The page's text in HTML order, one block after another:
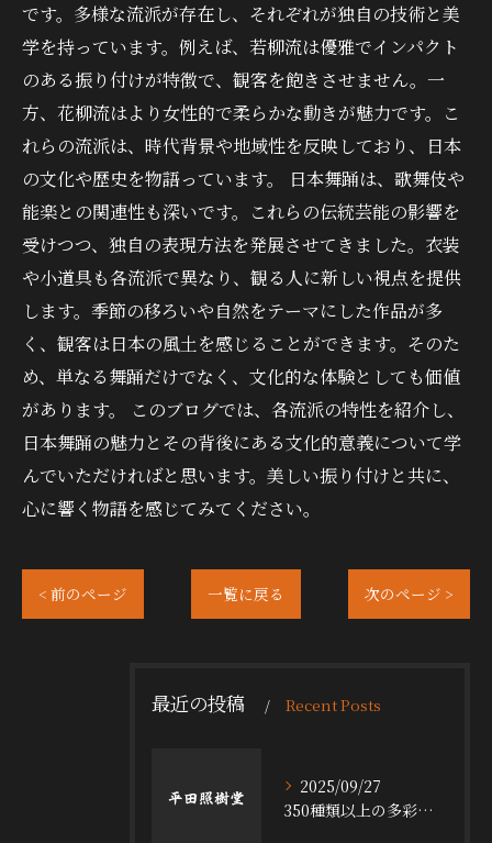
です。多様な流派が存在し、それぞれが独自の技術と美
学を持っています。例えば、若柳流は優雅でインパクト
のある振り付けが特徴で、観客を飽きさせません。一
方、花柳流はより女性的で柔らかな動きが魅力です。こ
れらの流派は、時代背景や地域性を反映しており、日本
の文化や歴史を物語っています。 日本舞踊は、歌舞伎や
能楽との関連性も深いです。これらの伝統芸能の影響を
受けつつ、独自の表現方法を発展させてきました。衣装
や小道具も各流派で異なり、観る人に新しい視点を提供
します。季節の移ろいや自然をテーマにした作品が多
く、観客は日本の風土を感じることができます。そのた
め、単なる舞踊だけでなく、文化的な体験としても価値
があります。 このブログでは、各流派の特性を紹介し、
日本舞踊の魅力とその背後にある文化的意義について学
んでいただければと思います。美しい振り付けと共に、
心に響く物語を感じてみてください。
< 前のページ 一覧に戻る 次のページ >
最近の投稿 Recent Posts
2025/09/27
350種類以上の多彩な舞台小道具の魅力